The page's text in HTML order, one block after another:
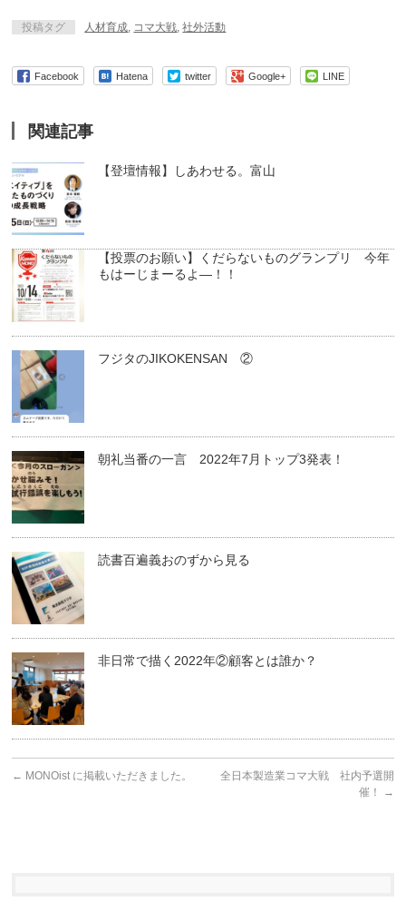
投稿タグ 人材育成 コマ大戦 ,社外活動
Facebook Hatena twitter Google+ LINE
関連記事
【登壇情報】しあわせる。富山
【投票のお願い】くだらないものグランプリ 今年
もはーじまーるよ―！！
フジタのJIKOKENSAN ②
朝礼当番の一言 2022年7月トップ3発表！
読書百遍義おのずから見る
非日常で描く2022年②顧客とは誰か？
← MONOist に掲載いただきました。
全日本製造業コマ大戦 社内予選開
催！
→